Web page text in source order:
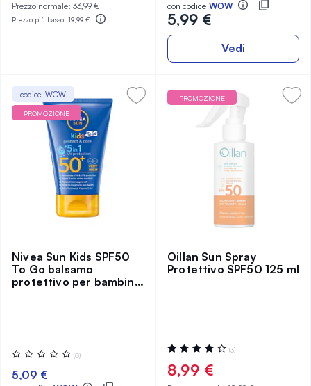
Prezzo normale: 33,99 €
Prezzo più basso: 19,99 €
con codice WOW
5,99 €
Vedi
codice: WOW
PROMOZIONE
Nivea Sun Kids SPF50
To Go balsamo
protettivo per bambini
Valutazione:
0%
(0)
5,09 €
PROMOZIONE
Oillan Sun Spray
Protettivo SPF50 125 ml
Valutazione:
80%
(3)
8,99 €